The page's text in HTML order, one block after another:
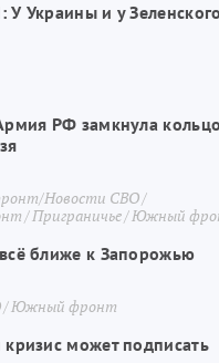
Украины и у
РФ замкнула
Новости СВО
Приграничье Южный
ближе к Запорожью
Южный фронт
кризис может подписать